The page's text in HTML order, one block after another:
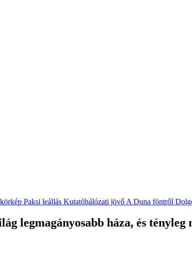
Paksi leállás Kutatóhálózati jövő A Duna föntről
legmagányosabb háza, és tényleg